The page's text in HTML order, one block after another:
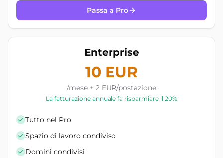
Passa a Pro
Enterprise
10 EUR
/mese + 2 EUR/postazione
La fatturazione annuale fa risparmiare il 20%
Tutto nel Pro
Spazio di lavoro condiviso
Domini condivisi